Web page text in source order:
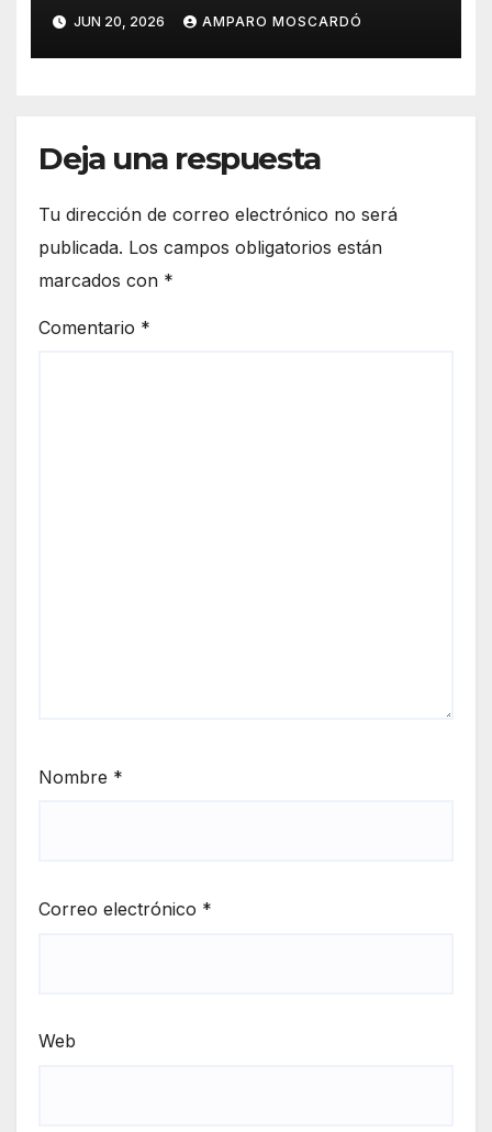
JUN 20, 2026 AMPARO MOSCARDÓ
Deja una respuesta
Tu dirección de correo electrónico no será
publicada. Los campos obligatorios están
marcados con *
Comentario *
Nombre *
Correo electrónico *
Web